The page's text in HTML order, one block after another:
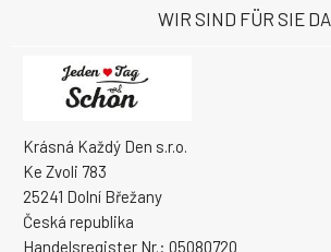
Krásná Každý Den s.r.o.
Ke Zvoli 783
25241 Dolní Břežany
Česká republika
Handelsregister Nr.: 05080720
WIR SIND FÜR SIE DA